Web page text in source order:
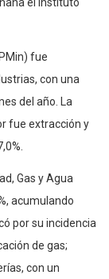
fue
con una
del año. La
fue extracción y
Gas y Agua
acumulando
por su incidencia
de gas;
con un